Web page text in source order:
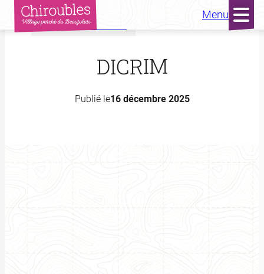
Aller
Menu
Accueil Actualités
DICRIM
Publié le16 décembre 2025